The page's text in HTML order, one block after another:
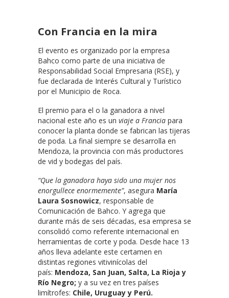
Con Francia en la mira
El evento es organizado por la empresa
Bahco como parte de una iniciativa de
Responsabilidad Social Empresaria (RSE), y
fue declarada de Interés Cultural y Turístico
por el Municipio de Roca.
El premio para el o la ganadora a nivel
nacional este año es un viaje a Francia para
conocer la planta donde se fabrican las tijeras
de poda. La final siempre se desarrolla en
Mendoza, la provincia con más productores
de vid y bodegas del país.
“Que la ganadora haya sido una mujer nos
enorgullece enormemente”, asegura María
Laura Sosnowicz, responsable de
Comunicación de Bahco. Y agrega que
durante más de seis décadas, esa empresa se
consolidó como referente internacional en
herramientas de corte y poda. Desde hace 13
años lleva adelante este certamen en
distintas regiones vitivinícolas del
país: Mendoza, San Juan, Salta, La Rioja y
Río Negro; y a su vez en tres países
limítrofes: Chile, Uruguay y Perú.